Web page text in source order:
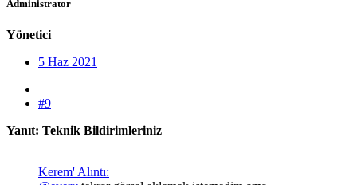
Administrator
Yönetici
5 Haz 2021
#9
Yanıt: Teknik Bildirimleriniz
Kerem' Alıntı: